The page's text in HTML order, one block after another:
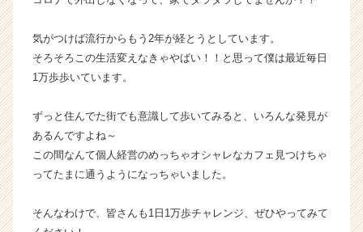
ウ
が
届
活
ト
チ
キ
気がつけば流行からもう2年が経とうとしています。
そろそろこの生活変えなきゃやばい！！と思って僕は最近毎日
1万歩歩いています。
ずっと住んでた街でも意識して歩いてみると、いろんな発見が
あるんですよね～
この間なんて個人経営のめっちゃオシャレなカフェ見つけちゃ
ってたまに通うようになっちゃいました。
そんなわけで、皆さんも1日1万歩チャレンジ、ぜひやってみて